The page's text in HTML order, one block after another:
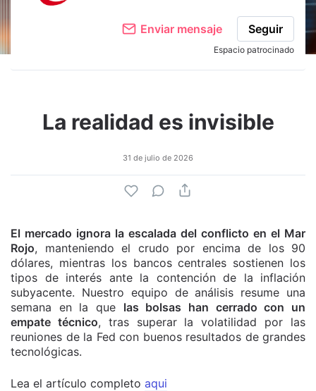
Enviar mensaje Seguir
Espacio patrocinado
La realidad es invisible
31 de julio de 2026
El mercado ignora la escalada del conflicto en el Mar
Rojo, manteniendo el crudo por encima de los 90
dólares, mientras los bancos centrales sostienen los
tipos de interés ante la contención de la inflación
subyacente. Nuestro equipo de análisis resume una
semana en la que las bolsas han cerrado con un
empate técnico, tras superar la volatilidad por las
reuniones de la Fed con buenos resultados de grandes
tecnológicas.
Lea el artículo completo aqui